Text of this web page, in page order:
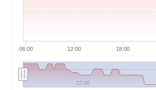
06:00 12:00 18:00
12:00